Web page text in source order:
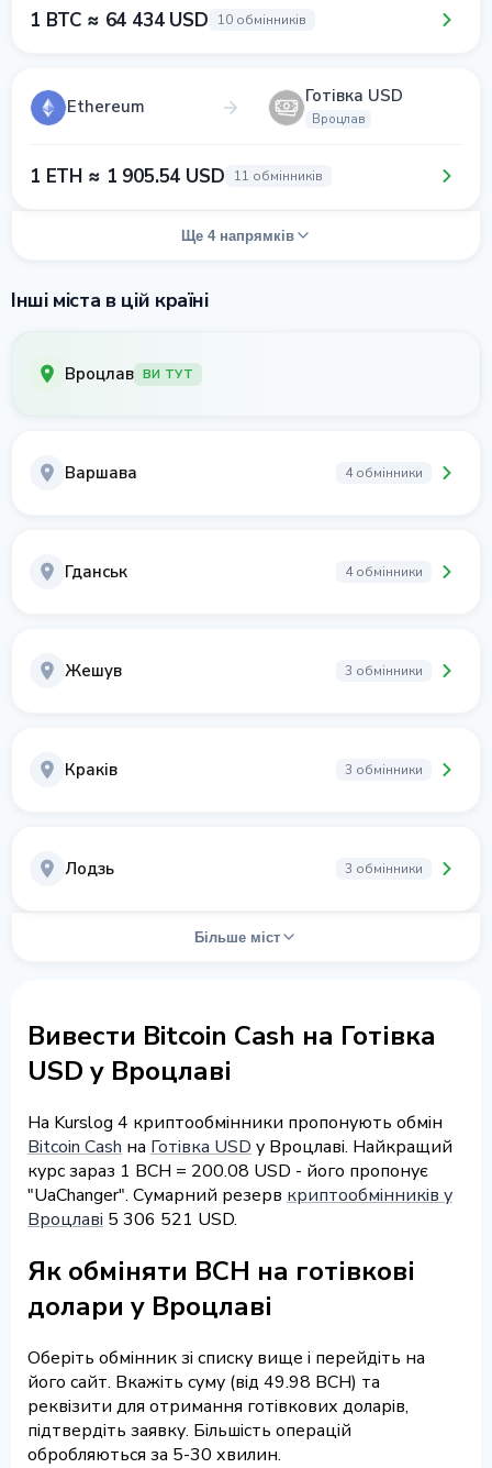
1 BTC ≈ 64 434 USD 10 обмінників
Ethereum Готівка USD
Вроцлав
1 ETH ≈ 1 905.54 USD 11 обмінників
Ще 4 напрямків
Інші міста в цій країні
Вроцлав ВИ ТУТ
Варшава 4 обмінники
Гданськ 4 обмінники
Жешув 3 обмінники
Краків 3 обмінники
Лодзь 3 обмінники
Більше міст
Вивести Bitcoin Cash на Готівка
USD у Вроцлаві
На Kurslog 4 криптообмінники пропонують обмін
Bitcoin Cash на Готівка USD у Вроцлаві. Найкращий
курс зараз 1 BCH = 200.08 USD - його пропонує
"UaChanger". Сумарний резерв криптообмінників у
Вроцлаві 5 306 521 USD.
Як обміняти BCH на готівкові
долари у Вроцлаві
Оберіть обмінник зі списку вище і перейдіть на
його сайт. Вкажіть суму (від 49.98 BCH) та
реквізити для отримання готівкових доларів,
підтвердіть заявку. Більшість операцій
обробляються за 5-30 хвилин.